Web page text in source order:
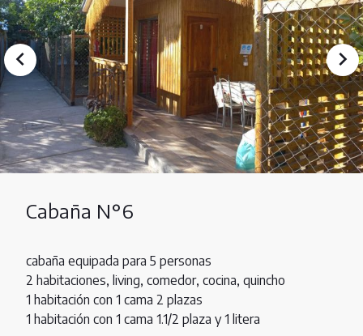
Cabaña N°6
cabaña equipada para 5 personas
2 habitaciones, living, comedor, cocina, quincho
1 habitación con 1 cama 2 plazas
1 habitación con 1 cama 1.1/2 plaza y 1 litera